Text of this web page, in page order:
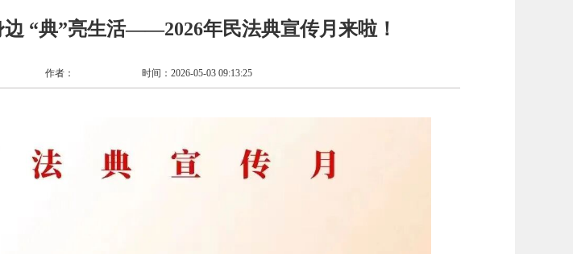
边 “典”亮生活——2026年民法典宣传月来啦！
作者： 时间：2026-05-03 09:13:25